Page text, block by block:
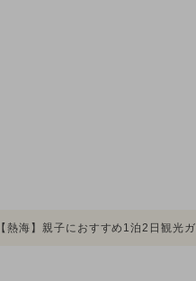
【熱海】親子におすすめ1泊2日観